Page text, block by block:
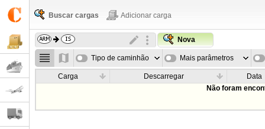
Buscar cargas Adicionar carga
Nova
Tipo de caminhão Mais parâmetros
Carga Descarregar
Data
Não foram